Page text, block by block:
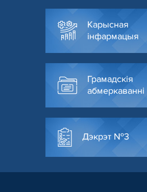
Карысная
інфармацыя
Грамадскія
абмеркаванні
Дэкрэт №3